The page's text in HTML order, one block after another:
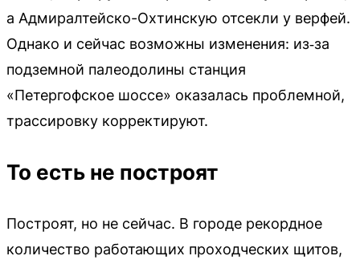
а Адмиралтейско-Охтинскую отсекли у верфей.
Однако и сейчас возможны изменения: из‑за
подземной палеодолины станция
«Петергофское шоссе» оказалась проблемной,
трассировку корректируют.
То есть не построят
Построят, но не сейчас. В городе рекордное
количество работающих проходческих щитов,